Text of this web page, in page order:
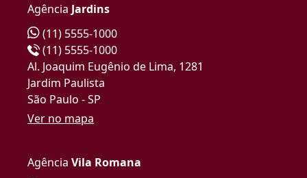
Agência Jardins
(11) 5555-1000
(11) 5555-1000
Al. Joaquim Eugênio de Lima, 1281
Jardim Paulista
São Paulo - SP
Ver no mapa
Agência Vila Romana